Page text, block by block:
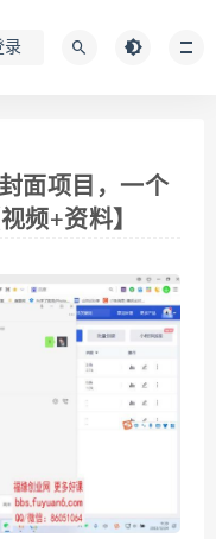
录
面项目，一个
频+资料】